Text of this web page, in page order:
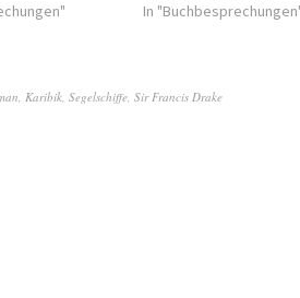
In
, Karibik, Segelschiffe, Sir Francis Drake